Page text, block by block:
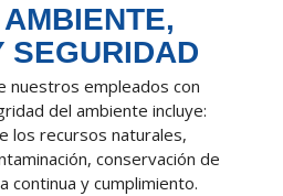
SEGURIDAD
nuestros empleados con
del ambiente incluye:
los recursos naturales,
conservación de
continua y cumplimiento.